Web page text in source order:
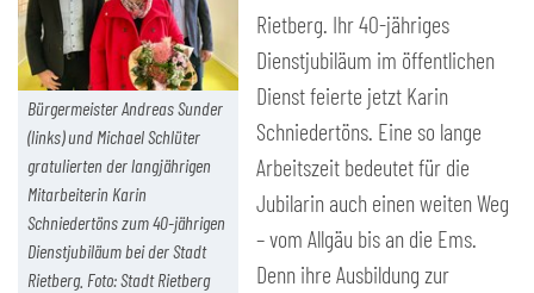
Bürgermeister Andreas Sunder
(links) und Michael Schlüter
gratulierten der langjährigen
Mitarbeiterin Karin
Schniedertöns zum 40-jährigen
Dienstjubiläum bei der Stadt
Rietberg. Foto: Stadt Rietberg
Rietberg. Ihr 40-jähriges
Dienstjubiläum im öffentlichen
Dienst feierte jetzt Karin
Schniedertöns. Eine so lange
Arbeitszeit bedeutet für die
Jubilarin auch einen weiten Weg
– vom Allgäu bis an die Ems.
Denn ihre Ausbildung zur